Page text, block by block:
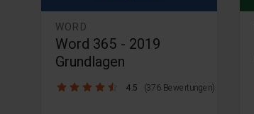
WORD
Word 365 - 2019
Grundlagen
4.5 / 5 4.5 (376 Bewertungen)